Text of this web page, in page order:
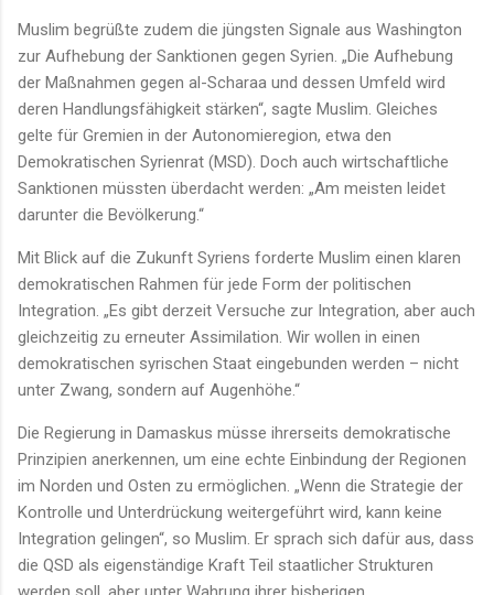
Muslim begrüßte zudem die jüngsten Signale aus Washington
zur Aufhebung der Sanktionen gegen Syrien. „Die Aufhebung
der Maßnahmen gegen al-Scharaa und dessen Umfeld wird
deren Handlungsfähigkeit stärken“, sagte Muslim. Gleiches
gelte für Gremien in der Autonomieregion, etwa den
Demokratischen Syrienrat (MSD). Doch auch wirtschaftliche
Sanktionen müssten überdacht werden: „Am meisten leidet
darunter die Bevölkerung.“
Mit Blick auf die Zukunft Syriens forderte Muslim einen klaren
demokratischen Rahmen für jede Form der politischen
Integration. „Es gibt derzeit Versuche zur Integration, aber auch
gleichzeitig zu erneuter Assimilation. Wir wollen in einen
demokratischen syrischen Staat eingebunden werden – nicht
unter Zwang, sondern auf Augenhöhe.“
Die Regierung in Damaskus müsse ihrerseits demokratische
Prinzipien anerkennen, um eine echte Einbindung der Regionen
im Norden und Osten zu ermöglichen. „Wenn die Strategie der
Kontrolle und Unterdrückung weitergeführt wird, kann keine
Integration gelingen“, so Muslim. Er sprach sich dafür aus, dass
die QSD als eigenständige Kraft Teil staatlicher Strukturen